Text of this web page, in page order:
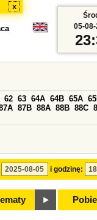
x
i godzinę:
62 63 64A 64B 65A
87B 88A 88B 88C
05-